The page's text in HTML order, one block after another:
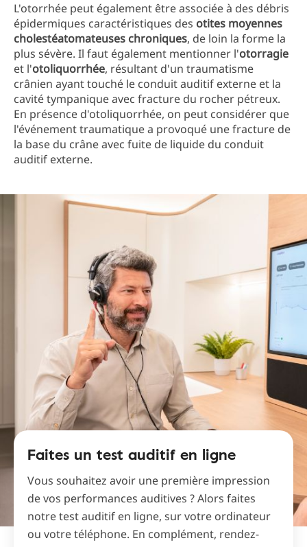
L'otorrhée peut également être associée à des débris
épidermiques caractéristiques des otites moyennes
cholestéatomateuses chroniques, de loin la forme la
plus sévère. Il faut également mentionner l'otorragie
et l'otoliquorrhée, résultant d'un traumatisme
crânien ayant touché le conduit auditif externe et la
cavité tympanique avec fracture du rocher pétreux.
En présence d'otoliquorrhée, on peut considérer que
l'événement traumatique a provoqué une fracture de
la base du crâne avec fuite de liquide du conduit
auditif externe.
Faites un test auditif en ligne
Vous souhaitez avoir une première impression
de vos performances auditives ? Alors faites
notre test auditif en ligne, sur votre ordinateur
ou votre téléphone. En complément, rendez-